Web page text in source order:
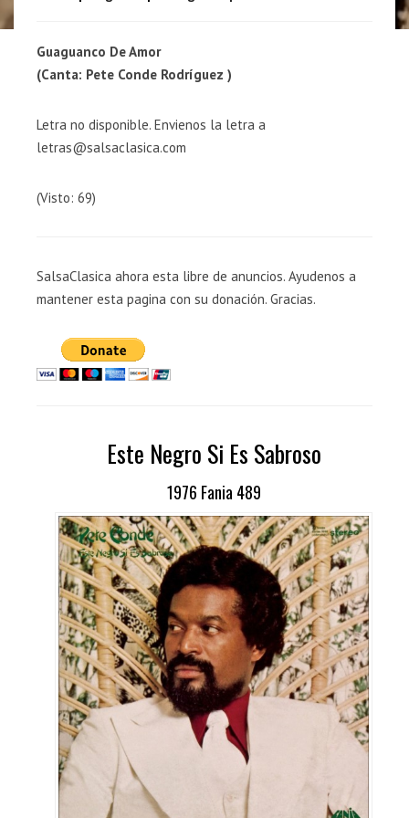
Guaguanco De Amor
(Canta: Pete Conde Rodríguez )
Letra no disponible. Envienos la letra a
letras@salsaclasica.com
(Visto: 69)
SalsaClasica ahora esta libre de anuncios. Ayudenos a
mantener esta pagina con su donación. Gracias.
Este Negro Si Es Sabroso
1976 Fania 489